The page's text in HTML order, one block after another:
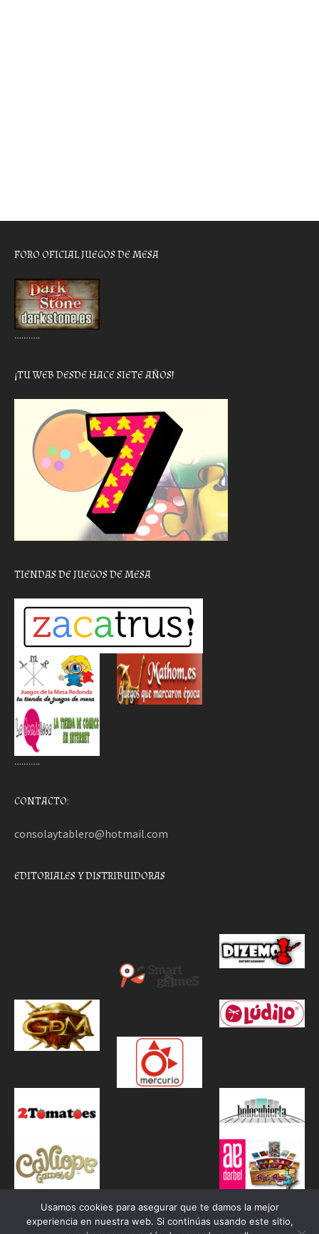
FORO OFICIAL JUEGOS DE MESA
………..
¡TU WEB DESDE HACE SIETE AÑOS!
TIENDAS DE JUEGOS DE MESA
………..
CONTACTO:
consolaytablero@hotmail.com
EDITORIALES Y DISTRIBUIDORAS
Usamos cookies para asegurar que te damos la mejor
experiencia en nuestra web. Si continúas usando este sitio,